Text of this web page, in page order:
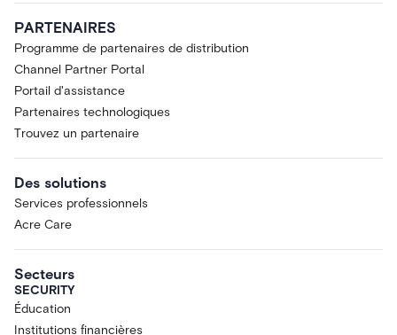
PARTENAIRES
Programme de partenaires de distribution
Channel Partner Portal
Portail d'assistance
Partenaires technologiques
Trouvez un partenaire
Des solutions
Services professionnels
Acre Care
Secteurs
SECURITY
Éducation
Institutions financières